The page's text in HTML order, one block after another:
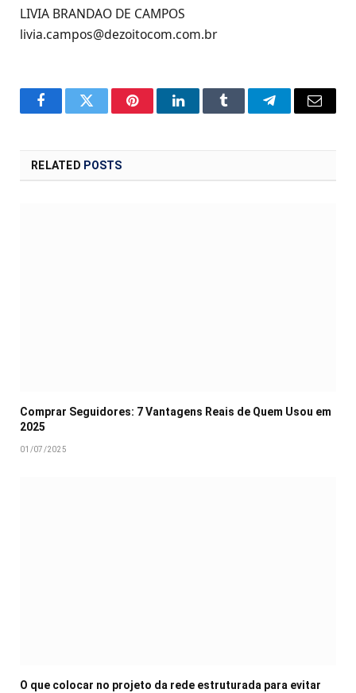
LIVIA BRANDAO DE CAMPOS
livia.campos@dezoitocom.com.br
FacebookTwitter PinterestLinkedInTumblr TelegramEmail
RELATED POSTS
Comprar Seguidores: 7 Vantagens Reais de Quem Usou em
2025
01/07/2025
O que colocar no projeto da rede estruturada para evitar